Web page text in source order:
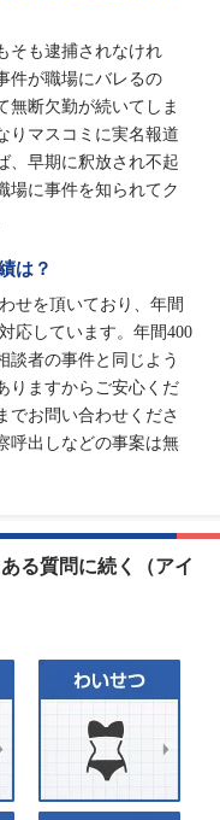
そも逮捕されなけれ
件が職場にバレるの
無断欠勤が続いてしま
りマスコミに実名報道
、早期に釈放され不起
場に事件を知られてク
は？
せを頂いており、年間
応しています。年間400
談者の事件と同じよう
りますからご安心くだ
でお問い合わせくださ
呼出しなどの事案は無
る質問に続く（アイ